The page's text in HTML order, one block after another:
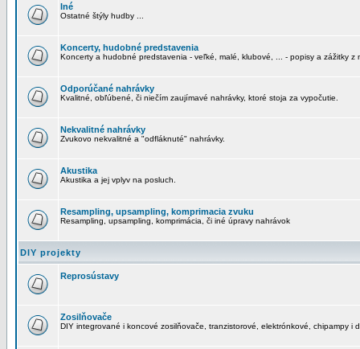
Iné
Ostatné štýly hudby ...
Koncerty, hudobné predstavenia
Koncerty a hudobné predstavenia - veľké, malé, klubové, ... - popisy a zážitky z
Odporúčané nahrávky
Kvalitné, obľúbené, či niečím zaujímavé nahrávky, ktoré stoja za vypočutie.
Nekvalitné nahrávky
Zvukovo nekvalitné a "odfláknuté" nahrávky.
Akustika
Akustika a jej vplyv na posluch.
Resampling, upsampling, komprimacia zvuku
Resampling, upsampling, komprimácia, či iné úpravy nahrávok
DIY projekty
Reprosústavy
Zosilňovače
DIY integrované i koncové zosilňovače, tranzistorové, elektrónkové, chipampy i